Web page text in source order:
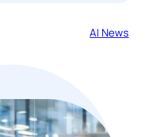
AI News